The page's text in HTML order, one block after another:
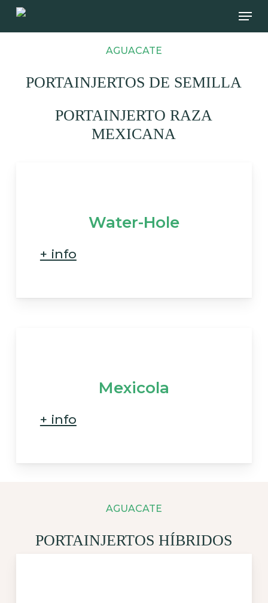
Skip
AGUACATE
PORTAINJERTOS DE SEMILLA
PORTAINJERTO RAZA
MEXICANA
Water-Hole
+ info
Mexicola
+ info
AGUACATE
PORTAINJERTOS HÍBRIDOS